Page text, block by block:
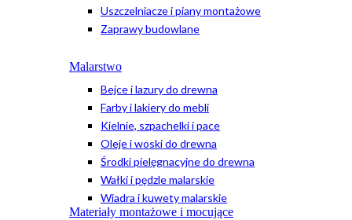
Uszczelniacze i piany montażowe
Zaprawy budowlane
Malarstwo
Bejce i lazury do drewna
Farby i lakiery do mebli
Kielnie, szpachelki i pace
Oleje i woski do drewna
Środki pielęgnacyjne do drewna
Wałki i pędzle malarskie
Wiadra i kuwety malarskie
Materiały montażowe i mocujące